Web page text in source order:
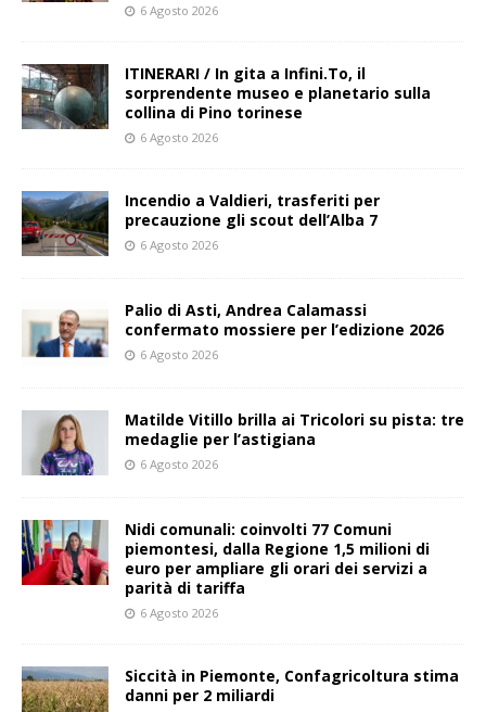
6 Agosto 2026
ITINERARI / In gita a Infini.To, il
sorprendente museo e planetario sulla
collina di Pino torinese
6 Agosto 2026
Incendio a Valdieri, trasferiti per
precauzione gli scout dell’Alba 7
6 Agosto 2026
Palio di Asti, Andrea Calamassi
confermato mossiere per l’edizione 2026
6 Agosto 2026
Matilde Vitillo brilla ai Tricolori su pista: tre
medaglie per l’astigiana
6 Agosto 2026
Nidi comunali: coinvolti 77 Comuni
piemontesi, dalla Regione 1,5 milioni di
euro per ampliare gli orari dei servizi a
parità di tariffa
6 Agosto 2026
Siccità in Piemonte, Confagricoltura stima
danni per 2 miliardi